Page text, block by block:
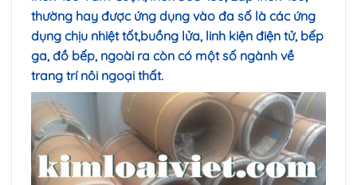
thường hay được ứng dụng vào đa số là các ứng
dụng chịu nhiệt tốt,buồng lửa, linh kiện điện tử, bếp
ga, đồ bếp, ngoài ra còn có một số ngành về
trang trí nôi ngoại thất.